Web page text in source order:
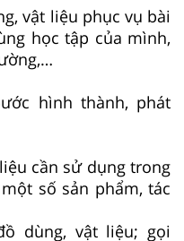
vật liệu phục vụ bài
học tập của mình,
hình thành, phát
cần sử dụng trong
số sản phẩm, tác
dùng, vật liệu; gọi